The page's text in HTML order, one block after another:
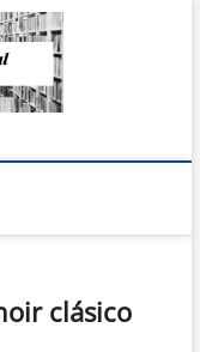
clásico